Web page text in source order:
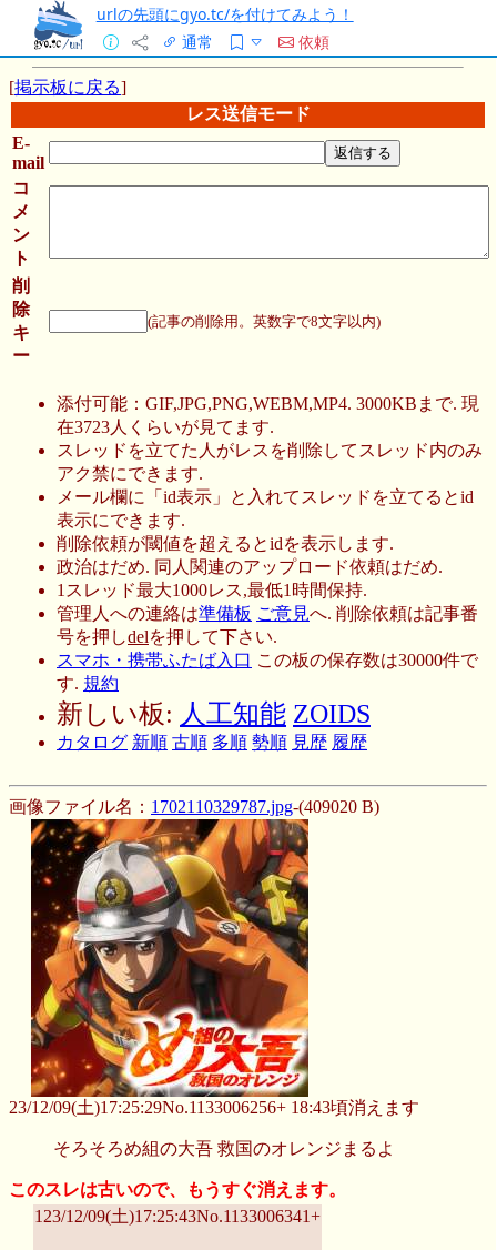
urlの先頭にgyo.tc/を付けてみよう！
通常
依頼